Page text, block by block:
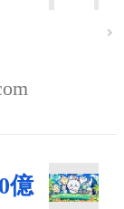
億